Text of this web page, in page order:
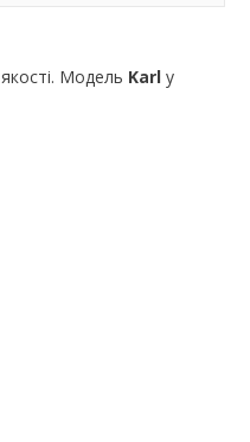
Модель Karl у